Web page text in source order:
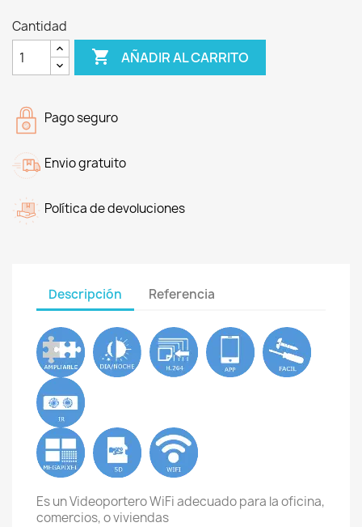
Cantidad
 AÑADIR AL CARRITO
Pago seguro
Envio gratuito
Política de devoluciones
Descripción Referencia
Es un Videoportero WiFi adecuado para la oficina,
comercios, o viviendas